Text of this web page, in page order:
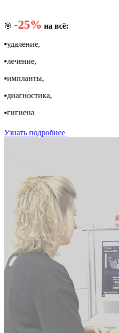
🎯 -25% на всё:
▪️удаление,
▪️лечение,
▪️импланты,
▪️диагностика,
▪️гигиена
Узнать подробнее